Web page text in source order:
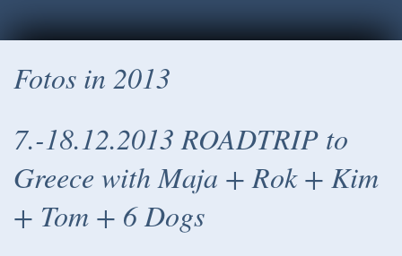
Fotos in 2013
7.-18.12.2013 ROADTRIP to
Greece with Maja + Rok + Kim
+ Tom + 6 Dogs